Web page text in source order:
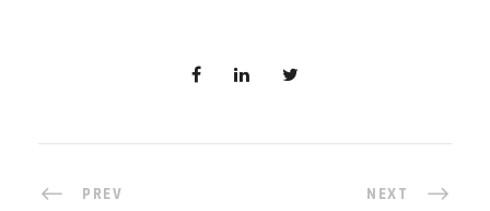
PREV NEXT